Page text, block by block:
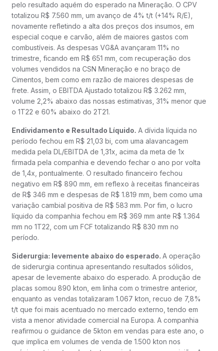
pelo resultado aquém do esperado na Mineração. O CPV
totalizou R$ 7.560 mm, um avanço de 4% t/t (+14% R/E),
novamente refletindo a alta dos preços dos insumos, em
especial coque e carvão, além de maiores gastos com
combustíveis. As despesas VG&A avançaram 11% no
trimestre, ficando em R$ 651 mm, com recuperação dos
volumes vendidos na CSN Mineração e no braço de
Cimentos, bem como em razão de maiores despesas de
frete. Assim, o EBITDA Ajustado totalizou R$ 3.262 mm,
volume 2,2% abaixo das nossas estimativas, 31% menor que
o 1T22 e 60% abaixo do 2T21.
Endividamento e Resultado Líquido. A dívida líquida no
período fechou em R$ 21,03 bi, com uma alavancagem
medida pela DL/EBITDA de 1,31x, acima da meta de 1x
firmada pela companhia e devendo fechar o ano por volta
de 1,4x, pontualmente. O resultado financeiro fechou
negativo em R$ 890 mm, em reflexo à receitas financeiras
de R$ 346 mm e despesas de R$ 1.819 mm, bem como uma
variação cambial positiva de R$ 583 mm. Por fim, o lucro
líquido da companhia fechou em R$ 369 mm ante R$ 1.364
mm no 1T22, com um FCF totalizando R$ 830 mm no
período.
Siderurgia: levemente abaixo do esperado. A operação
de siderurgia continua apresentando resultados sólidos,
apesar de levemente abaixo do esperado. A produção de
placas somou 890 kton, em linha com o trimestre anterior,
enquanto as vendas totalizaram 1.067 kton, recuo de 7,8%
t/t que foi mais acentuado no mercado externo, tendo em
vista a menor atividade comercial na Europa. A companhia
reafirmou o guidance de 5kton em vendas para este ano, o
que implica em volumes de venda de 1.500 kton nos